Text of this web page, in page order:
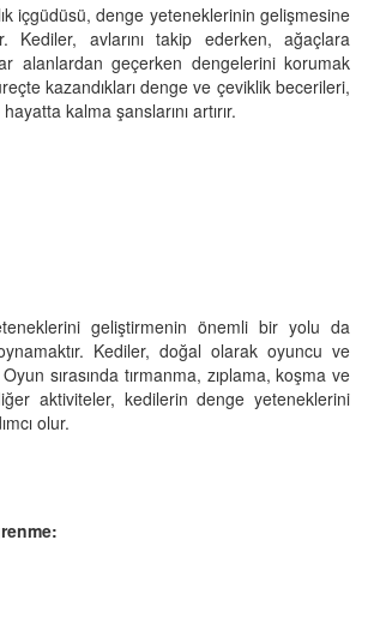
içgüdüsü, denge yeteneklerinin gelişmesine
Kediler, avlarını takip ederken, ağaçlara
alanlardan geçerken dengelerini korumak
kazandıkları denge ve çeviklik becerileri,
kalma şanslarını artırır.
geliştirmenin önemli bir yolu da
Kediler, doğal olarak oyuncu ve
sırasında tırmanma, zıplama, koşma ve
aktiviteler, kedilerin denge yeteneklerini
olur.